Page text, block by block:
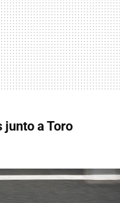
junto a Toro